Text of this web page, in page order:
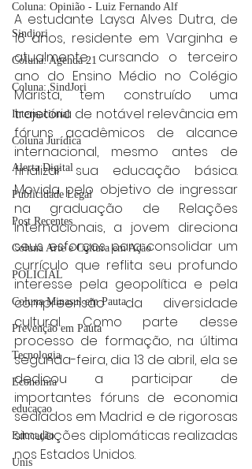
Coluna: Opinião - Luiz Fernando Alf
Sindjori
Coluna: Agenda 21
Coluna: SindJori
Internacional
Coluna Jurídica
Alerta Digital
Publicidade Legal
Post Recentes
Coluna Arte e Cultura em Ação
POLICIAL
Coluna Minasul em Pauta
Prevenção em Pauta
Tecnologia
Economia
educaçao
Educação
Unis
A estudante Laysa Alves Dutra, de
16 anos, residente em Varginha e
atualmente cursando o terceiro
ano do Ensino Médio no Colégio
Marista, tem construído uma
trajetória de notável relevância em
fóruns acadêmicos de alcance
internacional, mesmo antes de
finalizar sua educação básica.
Movida pelo objetivo de ingressar
na graduação de Relações
Internacionais, a jovem direciona
seus esforços para consolidar um
currículo que reflita seu profundo
interesse pela geopolítica e pela
compreensão da diversidade
cultural. Como parte desse
processo de formação, na última
segunda-feira, dia 13 de abril, ela se
dedicou a participar de
importantes fóruns de economia
sediados em Madrid e de rigorosas
simulações diplomáticas realizadas
nos Estados Unidos.